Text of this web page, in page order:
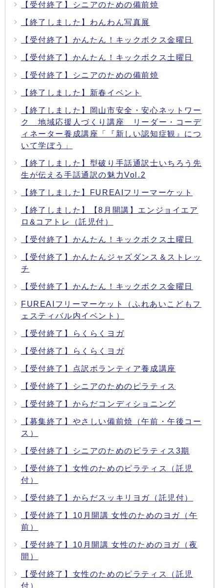
【受付終了】シニアのための備前焼
【終了しました】わんわん写真展
【受付終了】かんたん！キックボクス金曜日
【受付終了】かんたん！キックボクス土曜日
【受付終了】シニアのための備前焼
【終了しました】新春イベント
【終了しました】岡山市安全・安心ネットワー
ク 地域応援人づくり講座 リーダー・コーデ
ィネーター養成講座「『新しい認知症観』につ
いて学ぼう」
【終了しました】型破り手話通訳士いちろう先
生が伝える手話通訳の魅力Vol.2
【終了しました】FUREAIフリーマーケット
【終了しました】【8月開講】エンジョイエア
ロ&コアトレ（託児付）
【受付終了】かんたん！キックボクス土曜日
【受付終了】かんたんジャズダンス＆ストレッ
チ
【受付終了】かんたん！キックボクス金曜日
FUREAIフリーマーケット（ふれあいこどもフ
ェスティバル内イベント）
【受付終了】らくらくヨガ
【受付終了】らくらくヨガ
【受付終了】点訳ボランティア養成講座
【受付終了】シニアのためのピラティス
【受付終了】からだコンディショニング
【募集終了】やさしい備前焼（午前・午後コー
ス）
【受付終了】シニアのためのピラティス3期
【受付終了】女性のためのピラティス（託児
付）
【受付終了】からだスッキリヨガ（託児付）
【受付終了】10月開講 女性のためのヨガ（午
前）
【受付終了】10月開講 女性のためのヨガ（夜
間）
【受付終了】女性のためのピラティス（託児
付）